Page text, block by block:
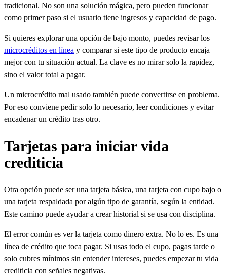
tradicional. No son una solución mágica, pero pueden funcionar
como primer paso si el usuario tiene ingresos y capacidad de pago.
Si quieres explorar una opción de bajo monto, puedes revisar los
microcréditos en línea y comparar si este tipo de producto encaja
mejor con tu situación actual. La clave es no mirar solo la rapidez,
sino el valor total a pagar.
Un microcrédito mal usado también puede convertirse en problema.
Por eso conviene pedir solo lo necesario, leer condiciones y evitar
encadenar un crédito tras otro.
Tarjetas para iniciar vida
crediticia
Otra opción puede ser una tarjeta básica, una tarjeta con cupo bajo o
una tarjeta respaldada por algún tipo de garantía, según la entidad.
Este camino puede ayudar a crear historial si se usa con disciplina.
El error común es ver la tarjeta como dinero extra. No lo es. Es una
línea de crédito que toca pagar. Si usas todo el cupo, pagas tarde o
solo cubres mínimos sin entender intereses, puedes empezar tu vida
crediticia con señales negativas.